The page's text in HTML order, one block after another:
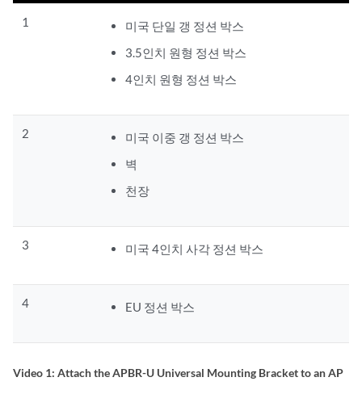
1
미국 단일 갱 정션 박스
3.5인치 원형 정션 박스
4인치 원형 정션 박스
2
미국 이중 갱 정션 박스
벽
천장
3 미국 4인치 사각 정션 박스
4 EU 정션 박스
Video 1: Attach the APBR-U Universal Mounting Bracket to an AP